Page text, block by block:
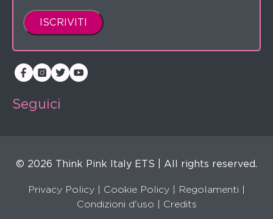
Seguici
© 2026 Think Pink Italy ETS | All rights reserved.
Privacy Policy Cookie Policy Regolamenti
Condizioni d'uso |
Credits